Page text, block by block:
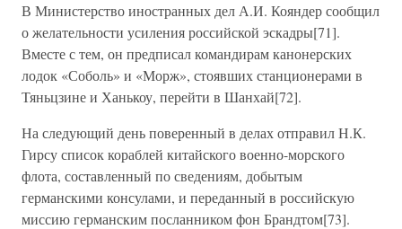
В Министерство иностранных дел А.И. Кояндер сообщил
о желательности усиления российской эскадры[71].
Вместе с тем, он предписал командирам канонерских
лодок «Соболь» и «Морж», стоявших станционерами в
Тяньцзине и Ханькоу, перейти в Шанхай[72].
На следующий день поверенный в делах отправил Н.К.
Гирсу список кораблей китайского военно-морского
флота, составленный по сведениям, добытым
германскими консулами, и переданный в российскую
миссию германским посланником фон Брандтом[73].